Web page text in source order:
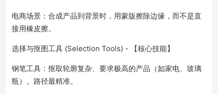
电商场景：合成产品到背景时，用蒙版擦除边缘，而不是直
接用橡皮擦。
选择与抠图工具 (Selection Tools) - 【核心技能】
钢笔工具：抠取轮廓复杂、要求极高的产品（如家电、玻璃
瓶）。路径最精准。